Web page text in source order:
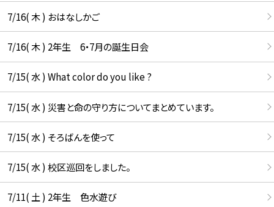
7/16( 木 ) おはなしかご
7/16( 木 ) 2年生 6・7月の誕生日会
7/15( 水 ) What color do you like ?
7/15( 水 ) 災害と命の守り方についてまとめています。
7/15( 水 ) そろばんを使って
7/15( 水 ) 校区巡回をしました。
7/11( 土 ) 2年生 色水遊び